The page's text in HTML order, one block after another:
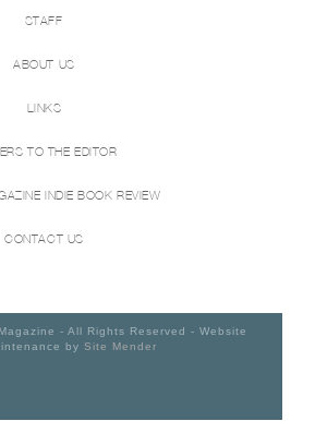
STAFF
ABOUT US
LINKS
TO THE EDITOR
INDIE BOOK REVIEW
CONTACT US
- All Rights Reserved - Website
bySite Mender